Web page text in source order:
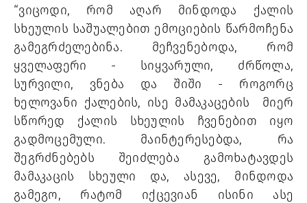
“ვიცოდი, რომ აღარ მინდოდა ქალის
სხეულის საშუალებით ემოციების წარმოჩენა
გამეგრძელებინა. მეჩვენებოდა, რომ
ყველაფერი - სიყვარული, ძრწოლა,
სურვილი, ვნება და შიში - როგორც
ხელოვანი ქალების, ისე მამაკაცების  მიერ
სწორედ ქალის სხეულის ჩვენებით იყო
გადმოცემული. მაინტერესებდა, რა
შეგრძნებებს შეიძლება გამოხატავდეს
მამაკაცის სხეული და, ასევე, მინდოდა
გამეგო, რატომ იქცევიან ისინი ასე